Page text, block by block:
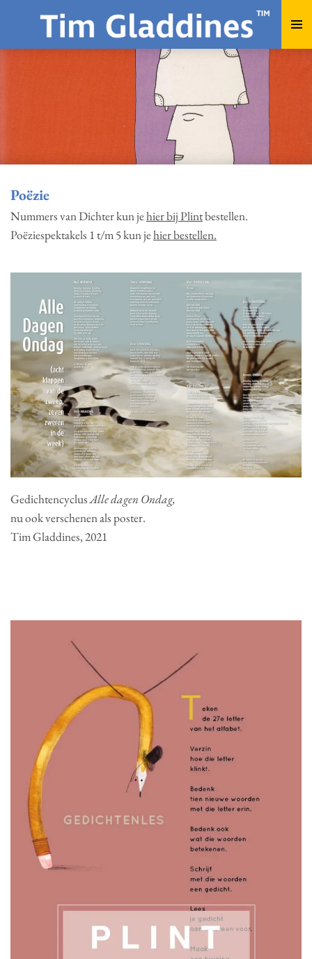
naar
Poëzie
Nummers van Dichter kun jehier bij Plintbestellen.
Poëziespektakels 1 t/m 5 kun jehier bestellen.
GedichtencyclusAlle dagen Ondag,
nu ook verschenen als poster.
Tim Gladdines, 2021